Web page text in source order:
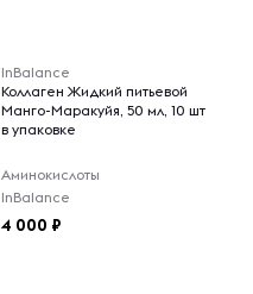
InBalance
Коллаген Жидкий питьевой
Манго-Маракуйя, 50 мл, 10 шт
в упаковке
Аминокислоты
InBalance
4 000